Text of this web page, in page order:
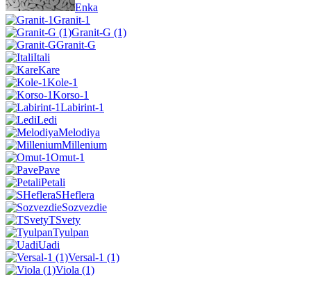
Enka
Granit-1
Granit-G (1)
Granit-G
Itali
Kare
Kole-1
Korso-1
Labirint-1
Ledi
Melodiya
Millenium
Omut-1
Pave
Petali
SHeflera
Sozvezdie
TSvety
Tyulpan
Uadi
Versal-1 (1)
Viola (1)